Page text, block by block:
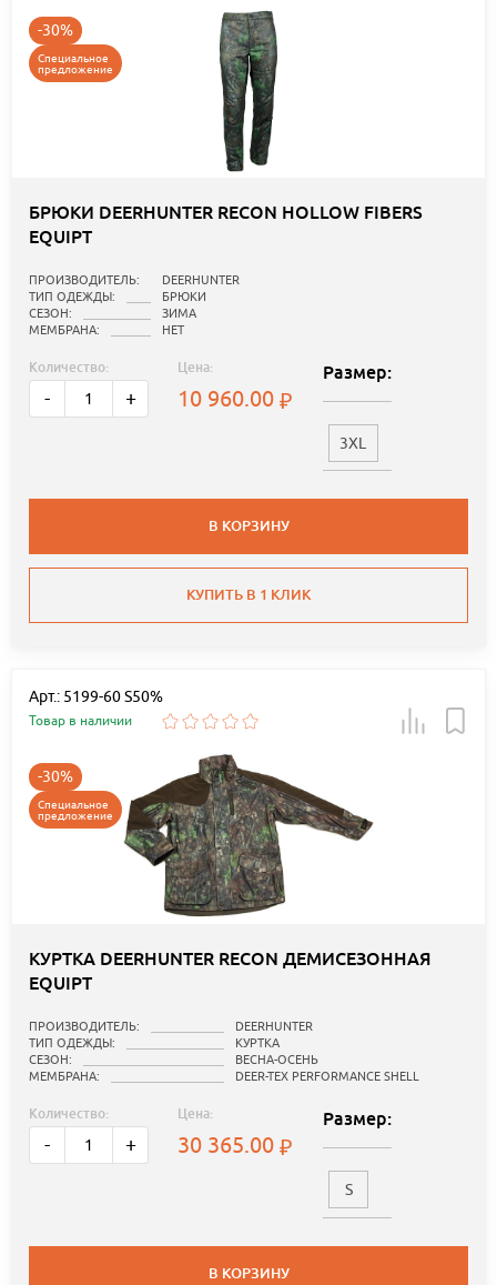
-30%
Специальное
предложение
БРЮКИ DEERHUNTER RECON HOLLOW FIBERS
EQUIPT
ПРОИЗВОДИТЕЛЬ:
DEERHUNTER
ТИП ОДЕЖДЫ:
БРЮКИ
СЕЗОН:
ЗИМА
МЕМБРАНА:
НЕТ
Количество:
- +
Цена:
10 960.00
Размер:
3XL
В КОРЗИНУ
КУПИТЬ В 1 КЛИК
Арт.: 5199-60 S50%
Товар в наличии
-30%
Специальное
предложение
КУРТКА DEERHUNTER RECON ДЕМИСЕЗОННАЯ
EQUIPT
ПРОИЗВОДИТЕЛЬ:
DEERHUNTER
ТИП ОДЕЖДЫ:
КУРТКА
СЕЗОН:
ВЕСНА-ОСЕНЬ
МЕМБРАНА:
DEER-TEX PERFORMANCE SHELL
Количество:
- +
Цена:
30 365.00
Размер:
S
В КОРЗИНУ